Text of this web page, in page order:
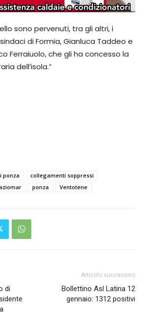
sono pervenuti, tra gli altri, i
di Formia, Gianluca Taddeo e
Ferraiuolo, che gli ha concesso la
dell’isola.”
ponza
collegamenti soppressi
ponza Ventotene
di
Articolo successivo
Bollettino Asl Latina 12
gennaio: 1312 positivi